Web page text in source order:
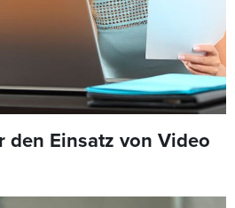
den Einsatz von Video